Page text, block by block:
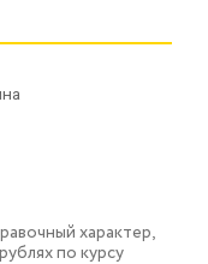
характер,
по курсу